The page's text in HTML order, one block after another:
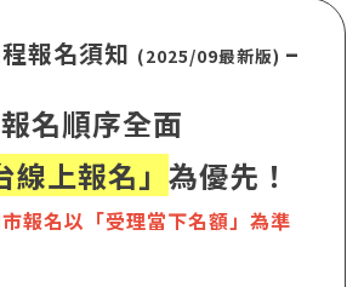
報名須知 (2025/09最新版) –
報名順序全面
線上報名」 為優先！
報名以「受理當下名額」為準